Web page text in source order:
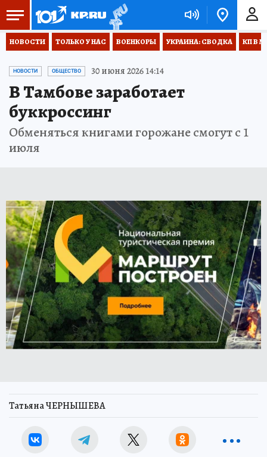
НОВОСТИ ТОЛЬКО У НАС ВОЕНКОРЫ УКРАИНА: СВОДКА КП В
НОВОСТИ ОБЩЕСТВО 30 июня 2026 14:14
В Тамбове заработает
буккроссинг
Обменяться книгами горожане смогут с 1
июля
Татьяна ЧЕРНЫШЕВА